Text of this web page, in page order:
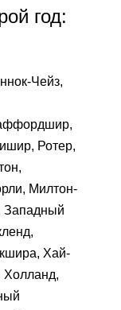
год:
Чейз,
Ротер,
Милтон-
Западный
Хай-